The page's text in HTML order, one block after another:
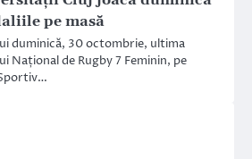
pe masă
duminică, 30 octombrie, ultima
Național de Rugby 7 Feminin, pe